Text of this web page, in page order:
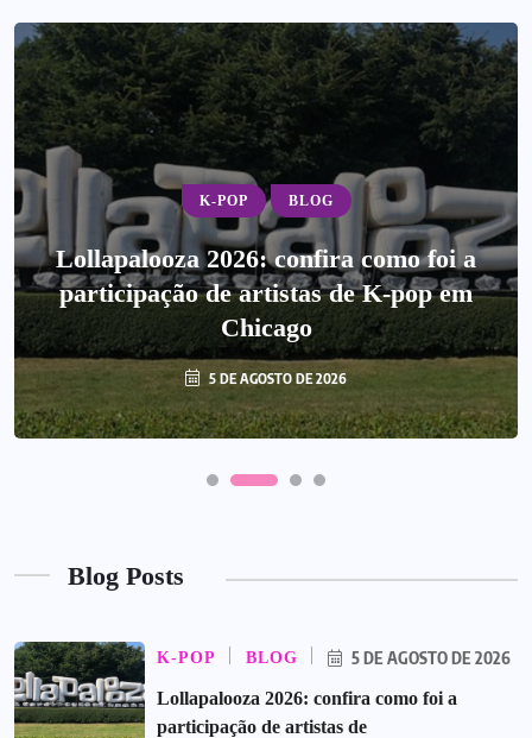
K-POP BLOG
Lollapalooza 2026: confira como foi a
participação de artistas de K-pop em
Chicago
5 DE AGOSTO DE 2026
Blog Posts
K-POP BLOG
5 DE AGOSTO DE 2026
Lollapalooza 2026: confira como foi a
participação de artistas de